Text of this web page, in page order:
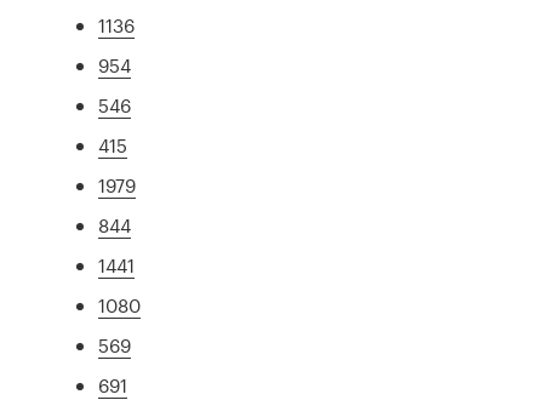
1136
954
546
415
1979
844
1441
1080
569
691